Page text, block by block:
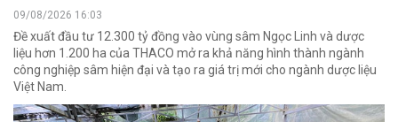
09/08/2026 16:03
Đề xuất đầu tư 12.300 tỷ đồng vào vùng sâm Ngọc Linh và dược
liệu hơn 1.200 ha của THACO mở ra khả năng hình thành ngành
công nghiệp sâm hiện đại và tạo ra giá trị mới cho ngành dược liệu
Việt Nam.